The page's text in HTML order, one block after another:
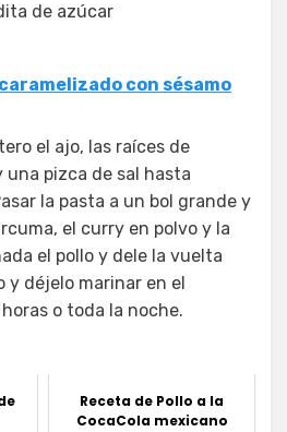
de azúcar
con sésamo
el ajo, las raíces de
pizca de sal hasta
la pasta a un bol grande y
el curry en polvo y la
el pollo y dele la vuelta
y déjelo marinar en el
o toda la noche.
Receta de Pollo a la
CocaCola mexicano